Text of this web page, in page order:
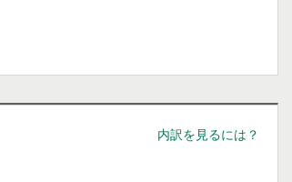
内訳を見るには？